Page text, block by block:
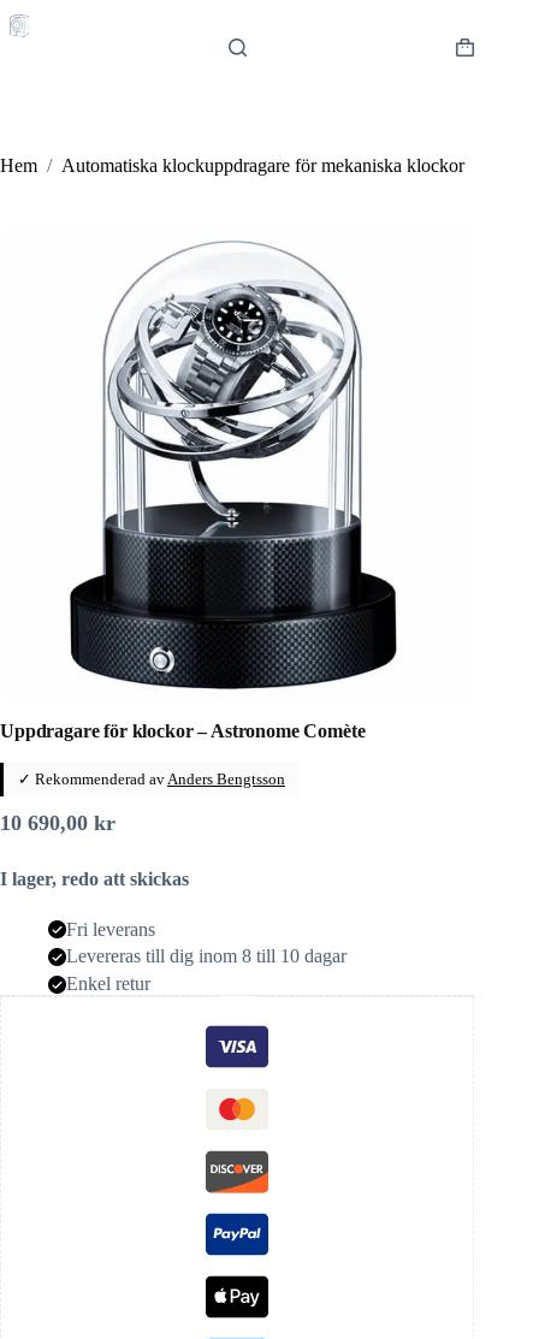
till
Varukorg
Hem / Automatiska klockuppdragare för mekaniska klockor
Uppdragare för klockor – Astronome Comète
✓ Rekommenderad av Anders Bengtsson
10 690,00 kr
I lager, redo att skickas
Fri leverans
Levereras till dig inom 8 till 10 dagar
Enkel retur